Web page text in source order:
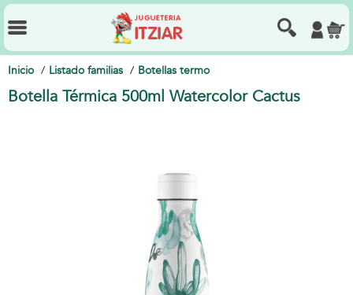
Inicio Listado familias Botellas termo
Botella Térmica 500ml Watercolor Cactus